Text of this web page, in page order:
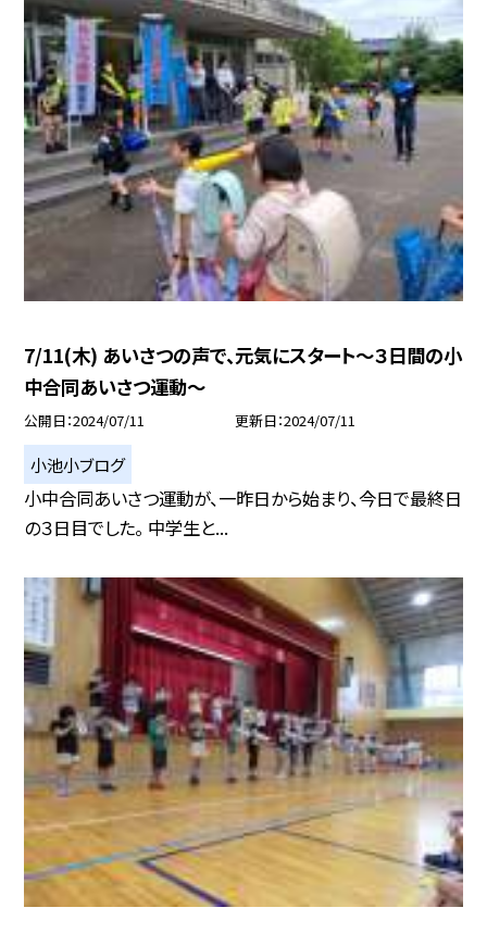
7/11(木) あいさつの声で、元気にスタート〜３日間の小
中合同あいさつ運動〜
公開日 2024/07/11 更新日 2024/07/11
小池小ブログ
小中合同あいさつ運動が、一昨日から始まり、今日で最終日
の３日目でした。 中学生と...